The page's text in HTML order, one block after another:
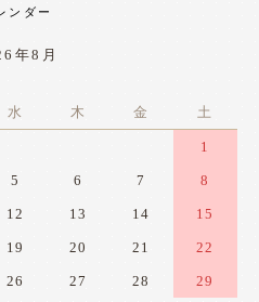
ンダー
年8月
水 木 金 土
1
5 6 7 8
12 13 14 15
19 20 21 22
26 27 28 29